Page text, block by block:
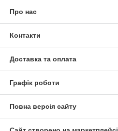
Про нас
Контакти
Доставка та оплата
Графік роботи
Повна версія сайту